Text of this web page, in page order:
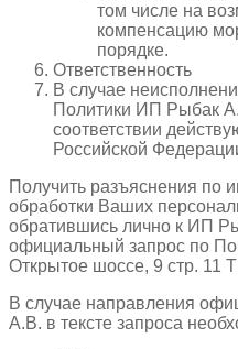
том числе на
компенсацию
порядке.
Ответственность
В случае
Политики ИП Рыбак
соответствии
Российской
Получить разъяснения по
обработки Ваших
обратившись лично к ИП
официальный запрос по
Открытое шоссе, 9 стр. 11
В случае направления
А.В. в тексте запроса